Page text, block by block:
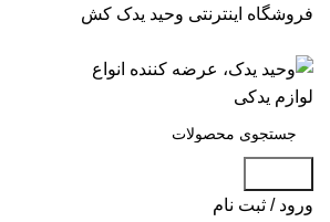
فروشگاه اینترنتی وحید یدک کش
ورود / ثبت نام